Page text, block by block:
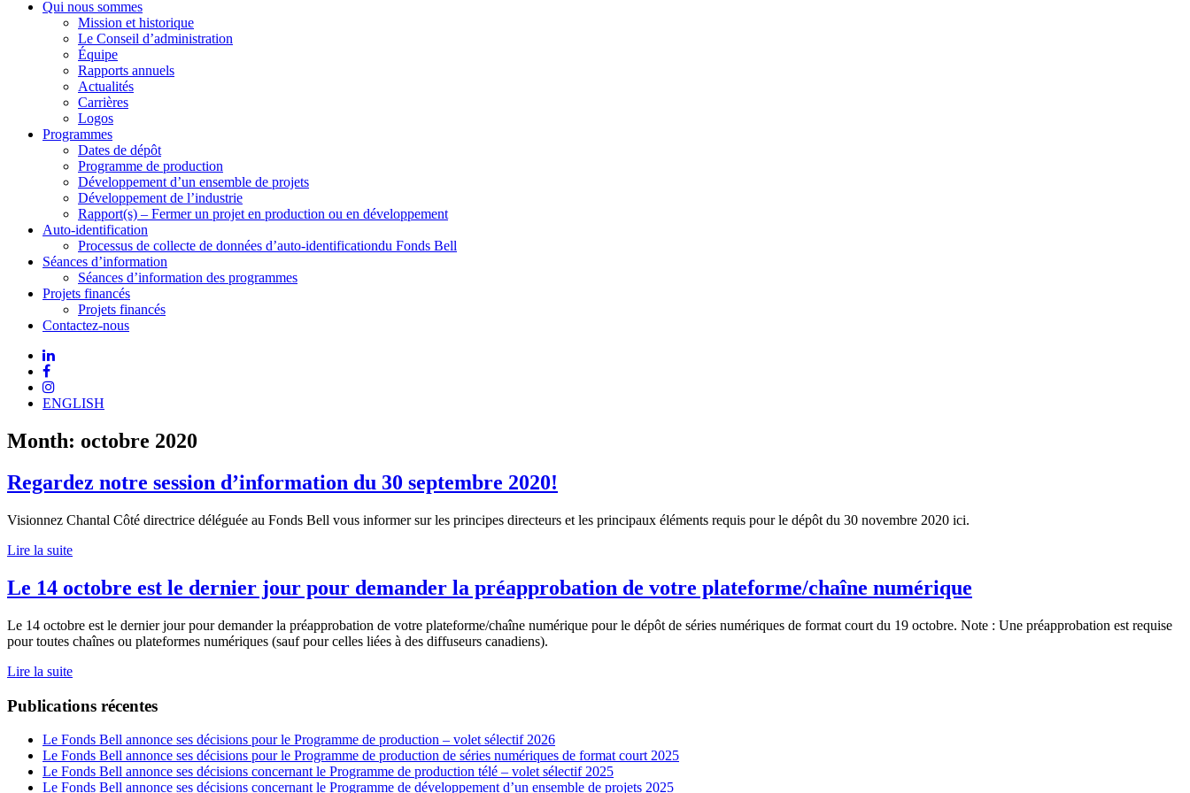
Qui nous sommes
Mission et historique
Le Conseil d’administration
Équipe
Rapports annuels
Actualités
Carrières
Logos
Programmes
Dates de dépôt
Programme de production
Développement d’un ensemble de projets
Développement de l’industrie
Rapport(s) – Fermer un projet en production ou en développement
Auto-identification
Processus de collecte de données d’auto-identificationdu Fonds Bell
Séances d’information
Séances d’information des programmes
Projets financés
Projets financés
Contactez-nous
ENGLISH
Month: octobre 2020
Regardez notre session d’information du 30 septembre 2020!
Visionnez Chantal Côté directrice déléguée au Fonds Bell vous informer sur les principes directeurs et les principaux éléments requis pour le dépôt du 30 novembre 2020 ici.
Lire la suite
Le 14 octobre est le dernier jour pour demander la préapprobation de votre plateforme/chaîne numérique
Le 14 octobre est le dernier jour pour demander la préapprobation de votre plateforme/chaîne numérique pour le dépôt de séries numériques de format court du 19 octobre. Note : Une préapprobation est requise
pour toutes chaînes ou plateformes numériques (sauf pour celles liées à des diffuseurs canadiens).
Lire la suite
Publications récentes
Le Fonds Bell annonce ses décisions pour le Programme de production – volet sélectif 2026
Le Fonds Bell annonce ses décisions pour le Programme de production de séries numériques de format court 2025
Le Fonds Bell annonce ses décisions concernant le Programme de production télé – volet sélectif 2025
Le Fonds Bell annonce ses décisions concernant le Programme de développement d’un ensemble de projets 2025